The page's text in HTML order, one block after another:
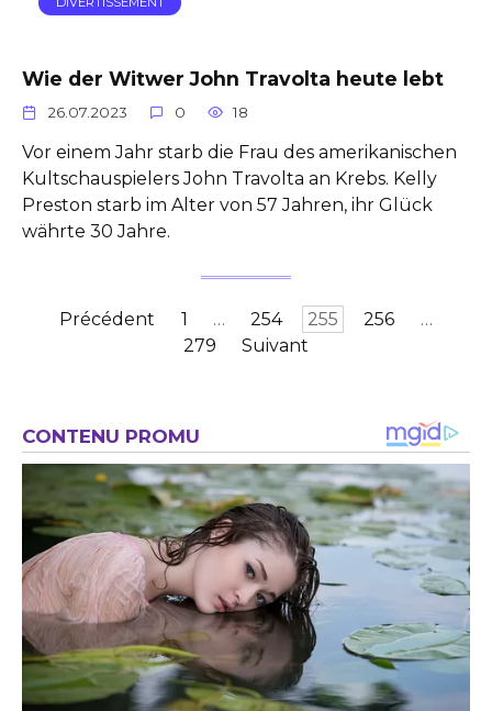
Wie der Witwer John Travolta heute lebt
26.07.2023 0 18
Vor einem Jahr starb die Frau des amerikanischen
Kultschauspielers John Travolta an Krebs. Kelly
Preston starb im Alter von 57 Jahren, ihr Glück
währte 30 Jahre.
Pagination
Précédent 1 … 254 255 256
…
279
Suivant